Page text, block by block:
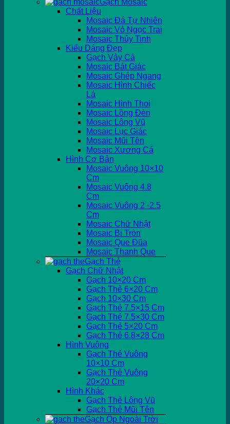
Gạch Mosaic
Chất Liệu
Mosaic Đá Tự Nhiên
Mosaic Vỏ Ngọc Trai
Mosaic Thủy Tinh
Kiểu Dáng Đẹp
Gạch Vảy Cá
Mosaic Bát Giác
Mosaic Ghép Ngang
Mosaic Hình Chiếc
Lá
Mosaic Hình Thoi
Mosaic Lồng Đèn
Mosaic Lông Vũ
Mosaic Lục Giác
Mosaic Mũi Tên
Mosaic Xương Cá
Hình Cơ Bản
Mosaic Vuông 10×10
Cm
Mosaic Vuông 4.8
Cm
Mosaic Vuông 2 -2.5
Cm
Mosaic Chữ Nhật
Mosaic Bi Tròn
Mosaic Que Đũa
Mosaic Thanh Que
Gạch Thẻ
Gạch Chữ Nhật
Gạch 10×20 Cm
Gạch Thẻ 6×20 Cm
Gạch 10×30 Cm
Gạch Thẻ 7.5×15 Cm
Gạch Thẻ 7.5×30 Cm
Gạch Thẻ 5×20 Cm
Gạch Thẻ 6.8×28 Cm
Hình Vuông
Gạch Thẻ Vuông
10×10 Cm
Gạch Thẻ Vuông
20×20 Cm
Hình Khác
Gạch Thẻ Lông Vũ
Gạch Thẻ Mũi Tên
Gạch Ốp Ngoài Trời